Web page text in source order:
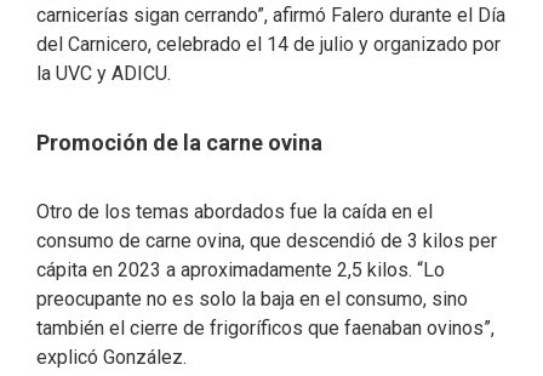
carnicerías sigan cerrando”, afirmó Falero durante el Día
del Carnicero, celebrado el 14 de julio y organizado por
la UVC y ADICU.
Promoción de la carne ovina
Otro de los temas abordados fue la caída en el
consumo de carne ovina, que descendió de 3 kilos per
cápita en 2023 a aproximadamente 2,5 kilos. “Lo
preocupante no es solo la baja en el consumo, sino
también el cierre de frigoríficos que faenaban ovinos”,
explicó González.